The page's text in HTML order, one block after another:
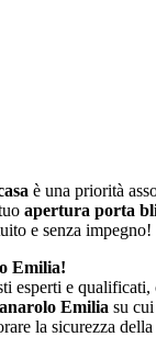
è una priorità
apertura porta
e senza impegno!
Emilia!
esperti e
Emilia su
la sicurezza